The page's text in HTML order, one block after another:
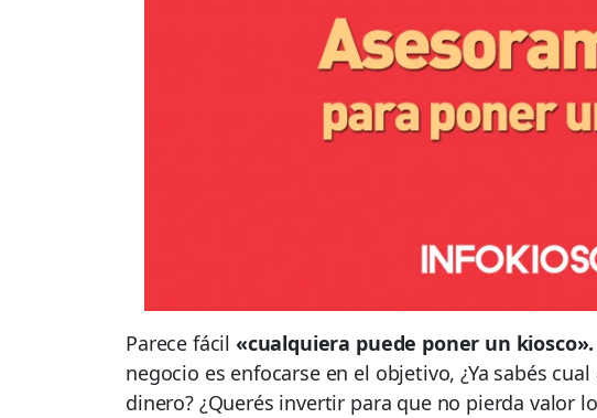
Parece fácil «cualquiera puede poner un kiosco».
negocio es enfocarse en el objetivo, ¿Ya sabés
dinero? ¿Querés invertir para que no pierda valor